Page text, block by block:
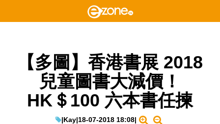
【多圖】香港書展 2018
兒童圖書大減價！
HK＄100 六本書任揀
|Kay|18-07-2018 18:08|